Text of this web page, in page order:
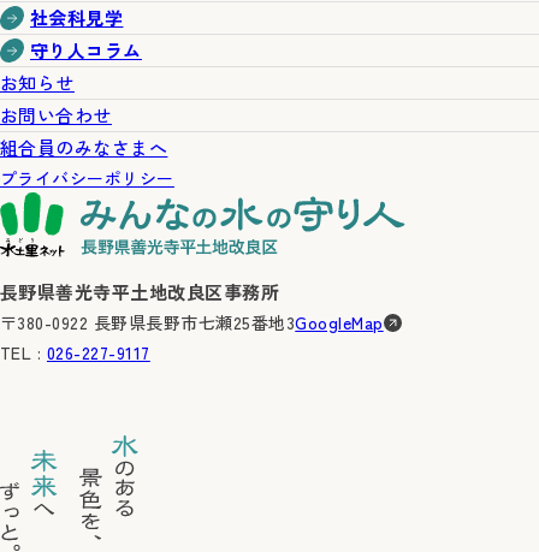
社会科見学
守り人コラム
お知らせ
お問い合わせ
組合員のみなさまへ
プライバシーポリシー
長野県善光寺平土地改良区事務所
〒380-0922 長野県長野市七瀬25番地3GoogleMap
TEL : 026-227-9117